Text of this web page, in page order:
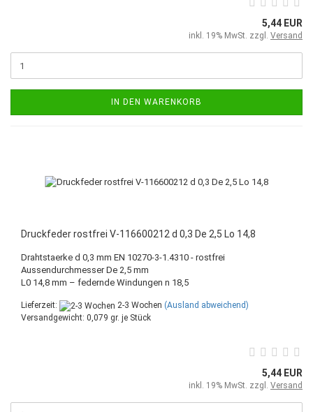
5,44 EUR
inkl. 19% MwSt. zzgl. Versand
IN DEN WARENKORB
Druckfeder rostfrei V-116600212 d 0,3 De 2,5 Lo 14,8
Drahtstaerke d 0,3 mm EN 10270-3-1.4310 - rostfrei
Aussendurchmesser De 2,5 mm
L0 14,8 mm – federnde Windungen n 18,5
Lieferzeit: 2-3 Wochen (Ausland abweichend)
Versandgewicht: 0,079 gr. je Stück
5,44 EUR
inkl. 19% MwSt. zzgl. Versand